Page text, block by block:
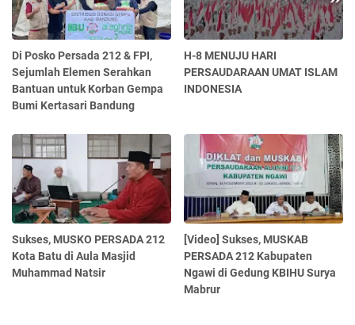
Di Posko Persada 212 & FPI,
Sejumlah Elemen Serahkan
Bantuan untuk Korban Gempa
Bumi Kertasari Bandung
H-8 MENUJU HARI
PERSAUDARAAN UMAT ISLAM
INDONESIA
Sukses, MUSKO PERSADA 212
Kota Batu di Aula Masjid
Muhammad Natsir
[Video] Sukses, MUSKAB
PERSADA 212 Kabupaten
Ngawi di Gedung KBIHU Surya
Mabrur